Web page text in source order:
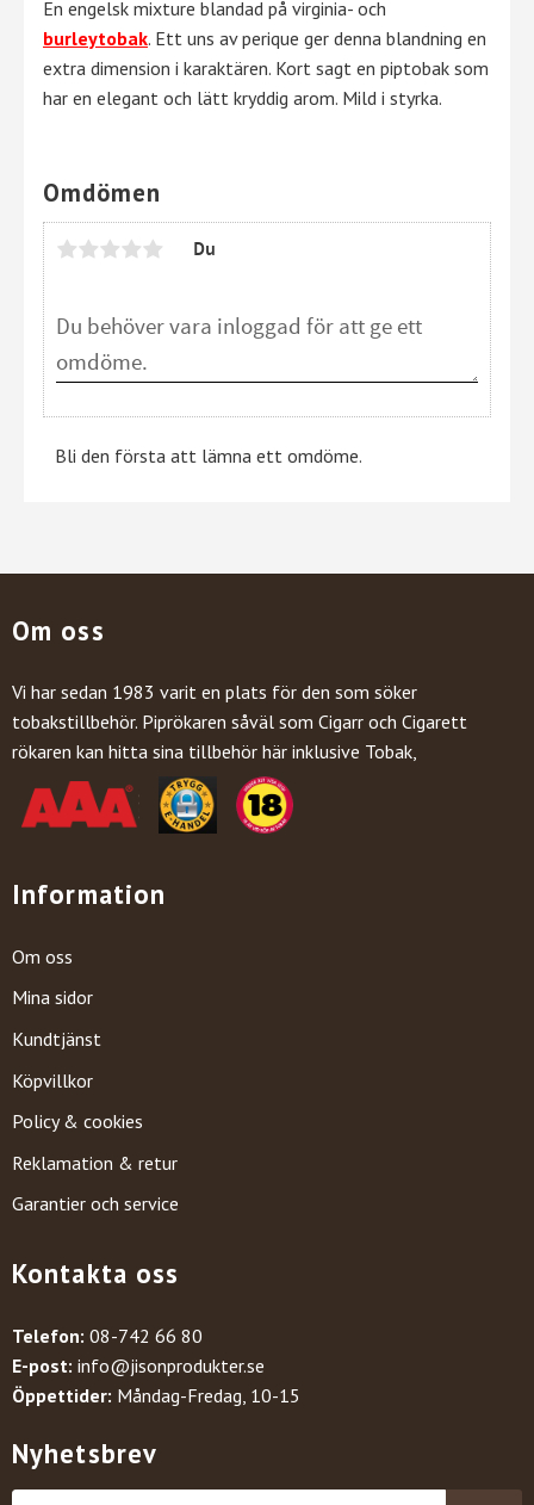
En engelsk mixture blandad på virginia- och
burleytobak. Ett uns av perique ger denna blandning en
extra dimension i karaktären. Kort sagt en piptobak som
har en elegant och lätt kryddig arom. Mild i styrka.
Omdömen
Du
Bli den första att lämna ett omdöme.
Om oss
Vi har sedan 1983 varit en plats för den som söker
tobakstillbehör. Piprökaren såväl som Cigarr och Cigarett
rökaren kan hitta sina tillbehör här inklusive Tobak,
Information
Om oss
Mina sidor
Kundtjänst
Köpvillkor
Policy & cookies
Reklamation & retur
Garantier och service
Kontakta oss
Telefon: 08-742 66 80
E-post: info@jisonprodukter.se
Öppettider: Måndag-Fredag, 10-15
Nyhetsbrev